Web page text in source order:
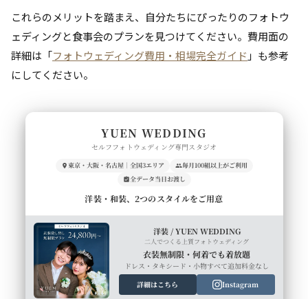
これらのメリットを踏まえ、自分たちにぴったりのフォトウ
ェディングと食事会のプランを見つけてください。費用面の
詳細は「フォトウェディング費用・相場完全ガイド 」も参考
にしてください。
YUEN WEDDING
セルフフォトウェディング専門スタジオ
東京・大阪・名古屋｜全国3エリア
毎月100組以上がご利用
全データ当日お渡し
洋装・和装、2つのスタイルをご用意
洋装 / YUEN WEDDING
二人でつくる上質フォトウェディング
衣装無制限・何着でも着放題
ドレス・タキシード・小物すべて追加料金なし
詳細はこちら
Instagram